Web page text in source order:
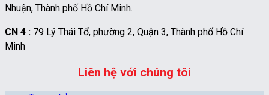
Nhuận, Thành phố Hồ Chí Minh.
CN 4 : 79 Lý Thái Tổ, phường 2, Quận 3, Thành phố Hồ Chí
Minh
Liên hệ với chúng tôi